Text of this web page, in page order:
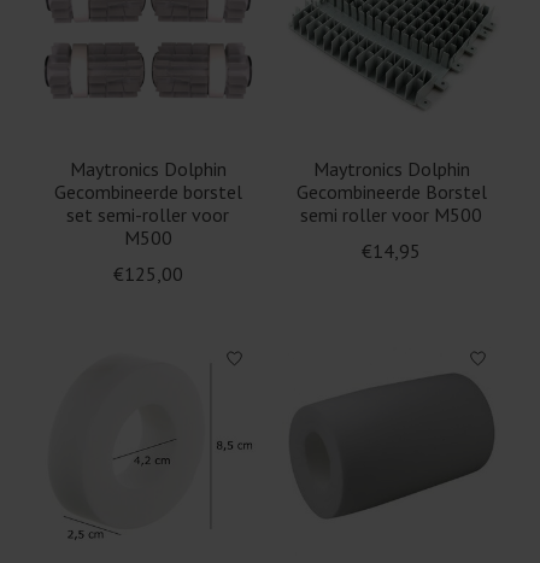
Maytronics Dolphin
Gecombineerde borstel
set semi-roller voor
M500
€125,00
Maytronics Dolphin
Gecombineerde Borstel
semi roller voor M500
€14,95